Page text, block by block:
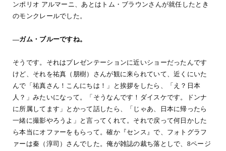
ンポリオ アルマーニ、あとはトム・ブラウンさんが就任したとき
のモンクレールでした。
―ガム・ブルーですね。
そうです。それはプレゼンテーションに近いショーだったんです
けど、それを祐真（朋樹）さんが観に来られていて、近くにいた
んで「祐真さん！こんにちは！」と挨拶をしたら、「え？日本
人？」みたいになって。「そうなんです！ダイスケです。ドンナ
に所属してます」とかって話したら、「じゃあ、日本に帰ったら
一緒に撮影やろうよ」と言ってくれて。それで戻って何日かした
ら本当にオファーをもらって。確か『センス』で、フォトグラフ
ァーは秦（淳司）さんでした。俺が雑誌の裁ち落としで、8ページ